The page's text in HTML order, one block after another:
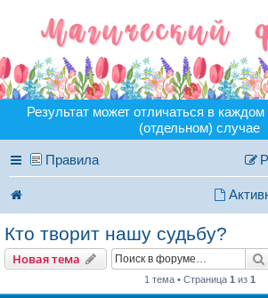
Результат может отличаться в
(отдельном) случае
Правила
Кто творит нашу судьбу?
Новая тема
1 тема • Страница 1 из 1